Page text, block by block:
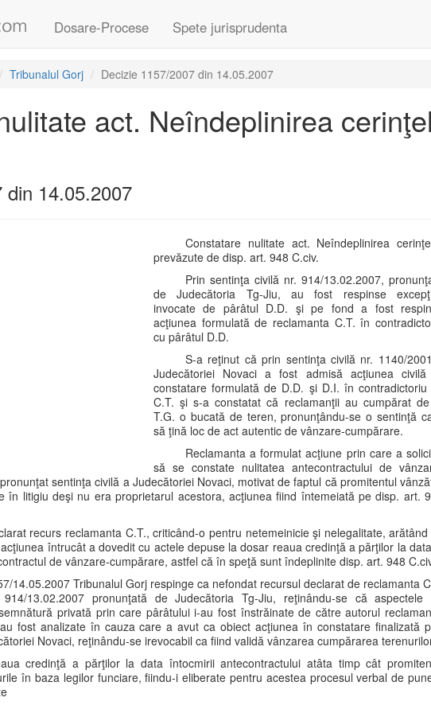
Dosare-Procese Spete jurisprudenta
Tribunalul Gorj Decizie 1157/2007 din 14.05.2007
act. Neîndeplinirea
din 14.05.2007
Constatare nulitate act. Neîndeplinirea
prevăzute de disp. art. 948 C.civ.
Prin sentinţa civilă nr. 914/13.02.2007,
de Judecătoria Tg-Jiu, au fost respinse
invocate de pârâtul D.D. şi pe fond a fost
acţiunea formulată de reclamanta C.T. în
cu pârâtul D.D.
S-a reţinut că prin sentinţa civilă nr. 1140/
Judecătoriei Novaci a fost admisă acţiunea
constatare formulată de D.D. şi D.I. în contradictoriu
C.T. şi s-a constatat că reclamanţii au cumpărat
T.G. o bucată de teren, pronunţându-se o sentinţă
să ţină loc de act autentic de vânzare-cumpărare.
Reclamanta a formulat acţiune prin care a
să se constate nulitatea antecontractului de
sentinţa civilă a Judecătoriei Novaci, motivat de faptul că promitentul
în litigiu deşi nu era proprietarul acestora, acţiunea fiind întemeiată pe disp. art.
recurs reclamanta C.T., criticând-o pentru netemeinicie şi nelegalitate,
întrucât a dovedit cu actele depuse la dosar reaua credinţă a părţilor la
de vânzare-cumpărare, astfel că în speţă sunt îndeplinite disp. art. 948
14.05.2007 Tribunalul Gorj respinge ca nefondat recursul declarat de reclamanta
13.02.2007 pronunţată de Judecătoria Tg-Jiu, reţinându-se că aspectele
privată prin care pârâtului i-au fost înstrăinate de către autorul
fost analizate în cauza care a avut ca obiect acţiunea în constatare finalizată
Novaci, reţinându-se irevocabil ca fiind validă vânzarea cumpărarea
credinţă a părţilor la data întocmirii antecontractului atâta timp cât
în baza legilor funciare, fiindu-i eliberate pentru acestea procesul verbal de